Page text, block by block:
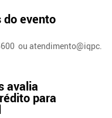
do evento
ou atendimento@iqpc.
avalia
para